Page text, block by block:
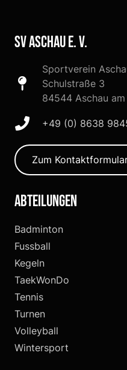
SV Aschau e. V.
Sportverein
Schulstraße 3
84544 Aschau am
+49 (0) 8638
Zum
Abteilungen
Badminton
Fussball
Kegeln
TaekWonDo
Tennis
Turnen
Volleyball
Wintersport